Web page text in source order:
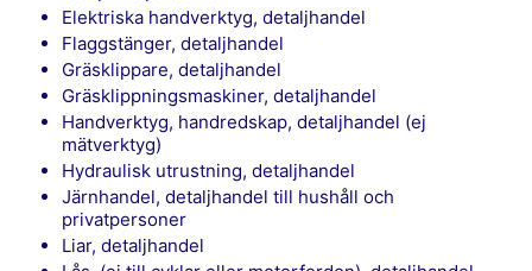
Elektriska handverktyg, detaljhandel
Flaggstänger, detaljhandel
Gräsklippare, detaljhandel
Gräsklippningsmaskiner, detaljhandel
Handverktyg, handredskap, detaljhandel (ej
mätverktyg)
Hydraulisk utrustning, detaljhandel
Järnhandel, detaljhandel till hushåll och
privatpersoner
Liar, detaljhandel